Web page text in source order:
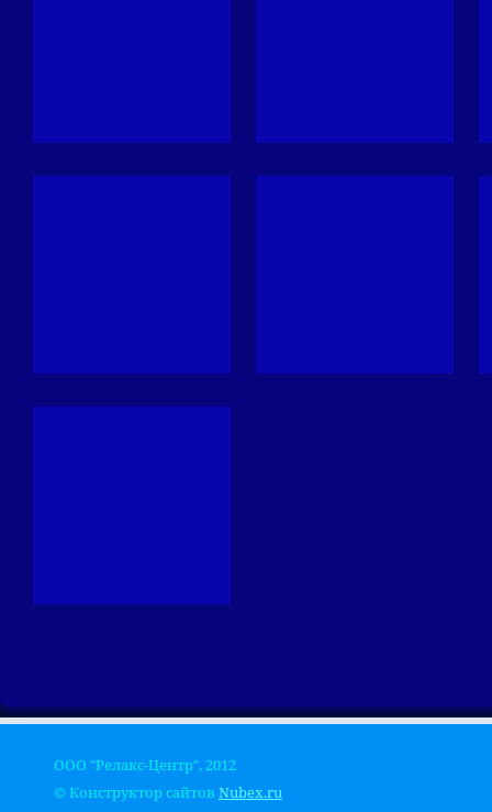
ООО "Релакс-Центр", 2012
© Конструктор сайтов Nubex.ru